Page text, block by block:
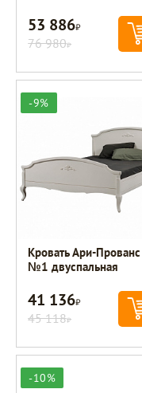
53 886Р
76 980Р
-9%
Кровать Ари-Прованс
№1 двуспальная
41 136Р
45 118Р
-10%